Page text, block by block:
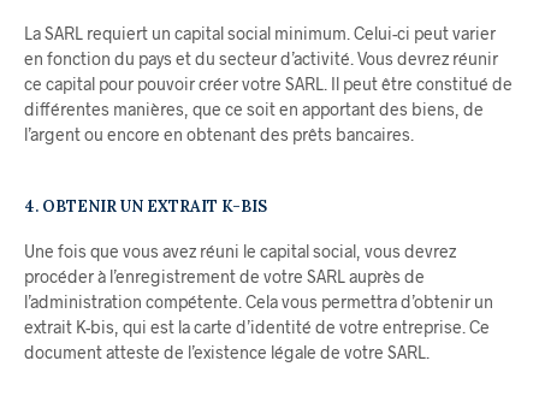
La SARL requiert un capital social minimum. Celui-ci peut varier
en fonction du pays et du secteur d’activité. Vous devrez réunir
ce capital pour pouvoir créer votre SARL. Il peut être constitué de
différentes manières, que ce soit en apportant des biens, de
l’argent ou encore en obtenant des prêts bancaires.
4. OBTENIR UN EXTRAIT K-BIS
Une fois que vous avez réuni le capital social, vous devrez
procéder à l’enregistrement de votre SARL auprès de
l’administration compétente. Cela vous permettra d’obtenir un
extrait K-bis, qui est la carte d’identité de votre entreprise. Ce
document atteste de l’existence légale de votre SARL.